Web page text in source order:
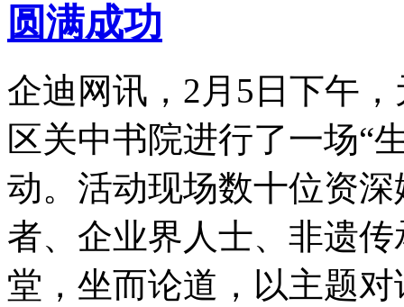
圆满成功
企迪网讯，2月5日下午
区关中书院进行了一场“
动。活动现场数十位资
者、企业界人士、非遗
堂，坐而论道，以主题